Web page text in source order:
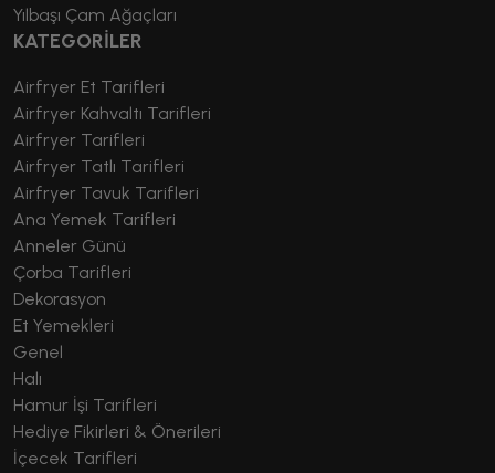
Yılbaşı Çam Ağaçları
KATEGORİLER
Airfryer Et Tarifleri
Airfryer Kahvaltı Tarifleri
Airfryer Tarifleri
Airfryer Tatlı Tarifleri
Airfryer Tavuk Tarifleri
Ana Yemek Tarifleri
Anneler Günü
Çorba Tarifleri
Dekorasyon
Et Yemekleri
Genel
Halı
Hamur İşi Tarifleri
Hediye Fikirleri & Önerileri
İçecek Tarifleri